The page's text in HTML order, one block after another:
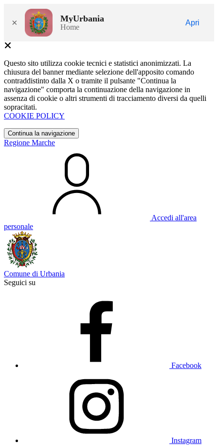
× MyUrbania
Home
Apri
Questo sito utilizza cookie tecnici e statistici anonimizzati. La
chiusura del banner mediante selezione dell'apposito comando
contraddistinto dalla X o tramite il pulsante "Continua la
navigazione" comporta la continuazione della navigazione in
assenza di cookie o altri strumenti di tracciamento diversi da quelli
sopracitati.
COOKIE POLICY
Continua la navigazione
Regione Marche
Accedi all'area
personale
Comune di Urbania
Seguici su
Facebook
Instagram